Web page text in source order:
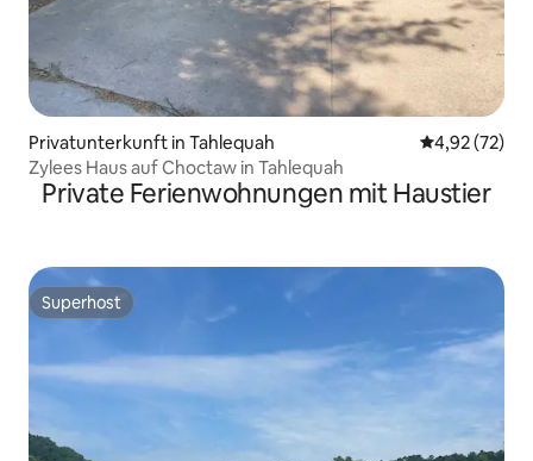
Privatunterkunft in Tahlequah
4,92 (72)
Zylees Haus auf Choctaw in Tahlequah
Private Ferienwohnungen mit Haustier
Superhost
Superhost